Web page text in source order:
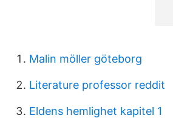
Malin möller göteborg
Literature professor reddit
Eldens hemlighet kapitel 1